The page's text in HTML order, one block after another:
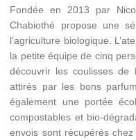
Fondée en 2013 par
Chabiothé propose une
l’agriculture biologique.
la petite équipe de cinq
découvrir les coulisses de
attirés par les bons
également une portée
compostables et bio-
envois sont récupérés